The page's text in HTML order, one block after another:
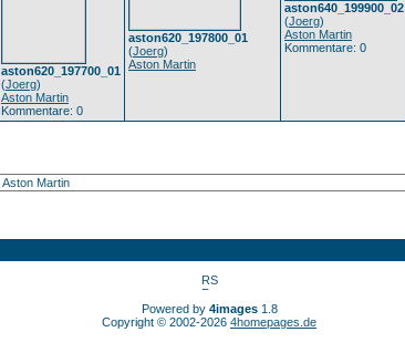
aston620_197700_01
(Joerg)
Aston Martin
Kommentare: 0
aston620_197800_01
(Joerg)
Aston Martin
aston640_199900_02
(Joerg)
Aston Martin
Kommentare: 0
Powered by 4images1.8
Copyright © 2002-2026 4homepages.de